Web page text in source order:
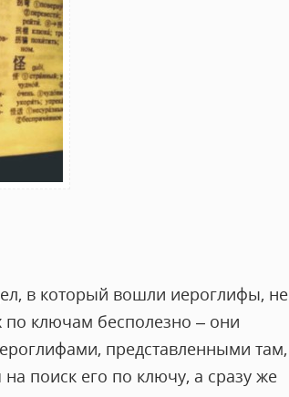
в который вошли иероглифы, не
по ключам бесполезно – они
представленными там,
на поиск его по ключу, а сразу же